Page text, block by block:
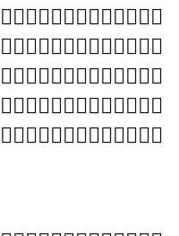
𖕫𖕬𖕭𖕮𖕯𖕰𖕱𖕲𖕳𖕴𖕵𖕶𖕷
𖖉𖖊𖖋𖖌𖖍𖖎𖖏𖖐𖖑𖖒𖖓𖖔𖖕
𖖧𖖨𖖩𖖪𖖫𖖬𖖭𖖮𖖯𖖰𖖱𖖲𖖳
𖗅𖗆𖗇𖗈𖗉𖗊𖗋𖗌𖗍𖗎𖗏𖗐𖗑
𖗣𖗤𖗥𖗦𖗧𖗨𖗩𖗪𖗫𖗬𖗭𖗮𖗯